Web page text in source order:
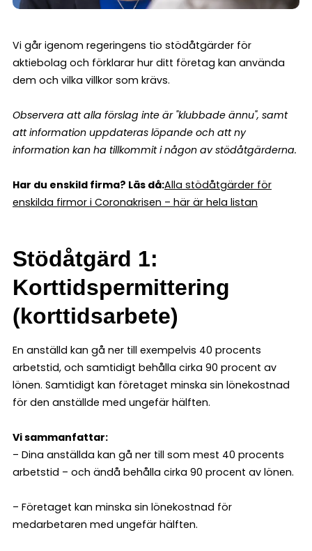
Vi går igenom regeringens tio stödåtgärder för
aktiebolag och förklarar hur ditt företag kan använda
dem och vilka villkor som krävs.
Observera att alla förslag inte är "klubbade ännu", samt
att information uppdateras löpande och att ny
information kan ha tillkommit i någon av stödåtgärderna.
Har du enskild firma? Läs då:Alla stödåtgärder för
enskilda firmor i Coronakrisen – här är hela listan
Stödåtgärd 1:
Korttidspermittering
(korttidsarbete)
En anställd kan gå ner till exempelvis 40 procents
arbetstid, och samtidigt behålla cirka 90 procent av
lönen. Samtidigt kan företaget minska sin lönekostnad
för den anställde med ungefär hälften.
Vi sammanfattar:
– Dina anställda kan gå ner till som mest 40 procents
arbetstid – och ändå behålla cirka 90 procent av lönen.
– Företaget kan minska sin lönekostnad för
medarbetaren med ungefär hälften.